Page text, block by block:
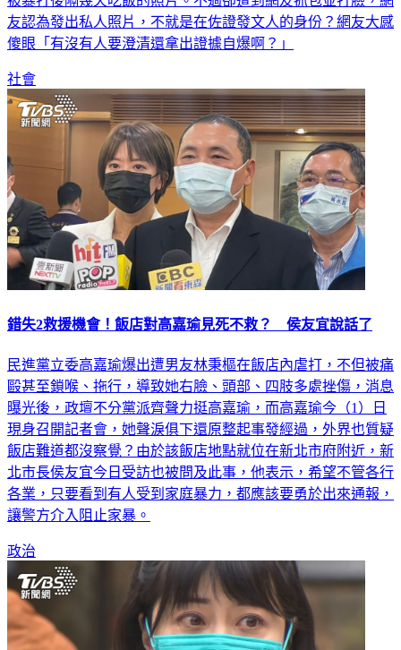
友認為發出私人照片，不就是在佐證發文人的身份？網友大感
傻眼「有沒有人要澄清還拿出證據自爆啊？」
社會
錯失2救援機會！飯店對高嘉瑜見死不救？ 侯友宜說話了
民進黨立委高嘉瑜爆出遭男友林秉樞在飯店內虐打，不但被痛
毆甚至鎖喉、拖行，導致她右臉、頭部、四肢多處挫傷，消息
曝光後，政壇不分黨派齊聲力挺高嘉瑜，而高嘉瑜今（1）日
現身召開記者會，她聲淚俱下還原整起事發經過，外界也質疑
飯店難道都沒察覺？由於該飯店地點就位在新北市府附近，新
北市長侯友宜今日受訪也被問及此事，他表示，希望不管各行
各業，只要看到有人受到家庭暴力，都應該要勇於出來通報，
讓警方介入阻止家暴。
政治